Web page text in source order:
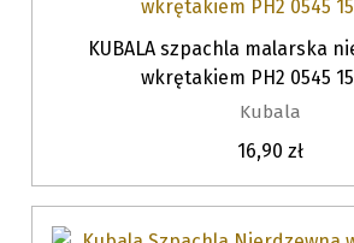
KUBALA szpachla malarska
wkrętakiem PH2 0545
Kubala
16,90 zł